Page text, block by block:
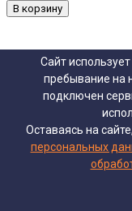
Сайт
пребывание на
подключен
Оставаясь на
персональных
В корзину
22203-27 Лодочки
4 190₽5 990 ₽
В корзину